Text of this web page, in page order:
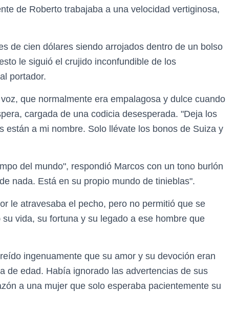
de Roberto trabajaba a una velocidad vertiginosa,
de cien dólares siendo arrojados dentro de un bolso
le siguió el crujido inconfundible de los
portador.
que normalmente era empalagosa y dulce cuando
cargada de una codicia desesperada. "Deja los
están a mi nombre. Solo llévate los bonos de Suiza y
del mundo", respondió Marcos con un tono burlón
nada. Está en su propio mundo de tinieblas".
le atravesaba el pecho, pero no permitió que se
vida, su fortuna y su legado a ese hombre que
ingenuamente que su amor y su devoción eran
de edad. Había ignorado las advertencias de sus
a una mujer que solo esperaba pacientemente su